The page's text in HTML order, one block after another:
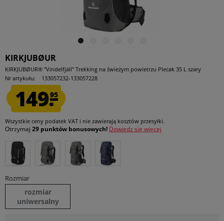
KIRKJUBØUR
KIRKJUBØUR® "Vindelfjäll" Trekking na świeżym powietrzu Plecak 35 L szary
Nr artykułu:
133057232-133057228
149.95
Wszystkie ceny podatek VAT i nie zawierają kosztów przesyłki.
Otrzymaj 29 punktów bonusowych! Dowiedz się więcej
Rozmiar
rozmiar
uniwersalny